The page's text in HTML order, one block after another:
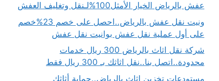
عفش بالرياض الخيار الأمثل100%لـنقل وتغليف العفش
ونيت نقل عفش بالرياض..احصل على خصم 23%خصم
على أول عملية نقل عفش بوانيت نقل عفش
شركة نقل اثاث بالرياض 300 ريال خدمات
محدودة..اتصل بنا..نقل اثاثك بـ 300 ريال فقط
مستودعات تخزين اثاث بالرياض..حماية أثاثك